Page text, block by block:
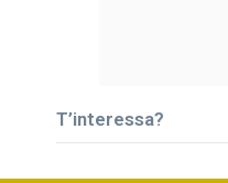
T’interessa?